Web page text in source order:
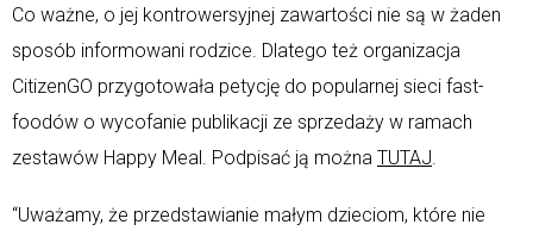
Co ważne, o jej kontrowersyjnej zawartości nie są w żaden
sposób informowani rodzice. Dlatego też organizacja
CitizenGO przygotowała petycję do popularnej sieci fast-
foodów o wycofanie publikacji ze sprzedaży w ramach
zestawów Happy Meal. Podpisać ją można TUTAJ
“Uważamy, że przedstawianie małym dzieciom, które nie